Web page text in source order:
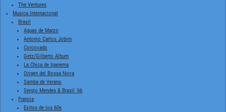
The Ventures
Musica Internacional
Brasil
Aguas de Marzo
Antonio Carlos Jobim
Corcovado
Getz/Gilberto Album
La Chica de Ipanema
Origen del Bossa Nova
Samba de Verano
Sergio Mendes & Brasil '66
Francia
Exitos de los 60s